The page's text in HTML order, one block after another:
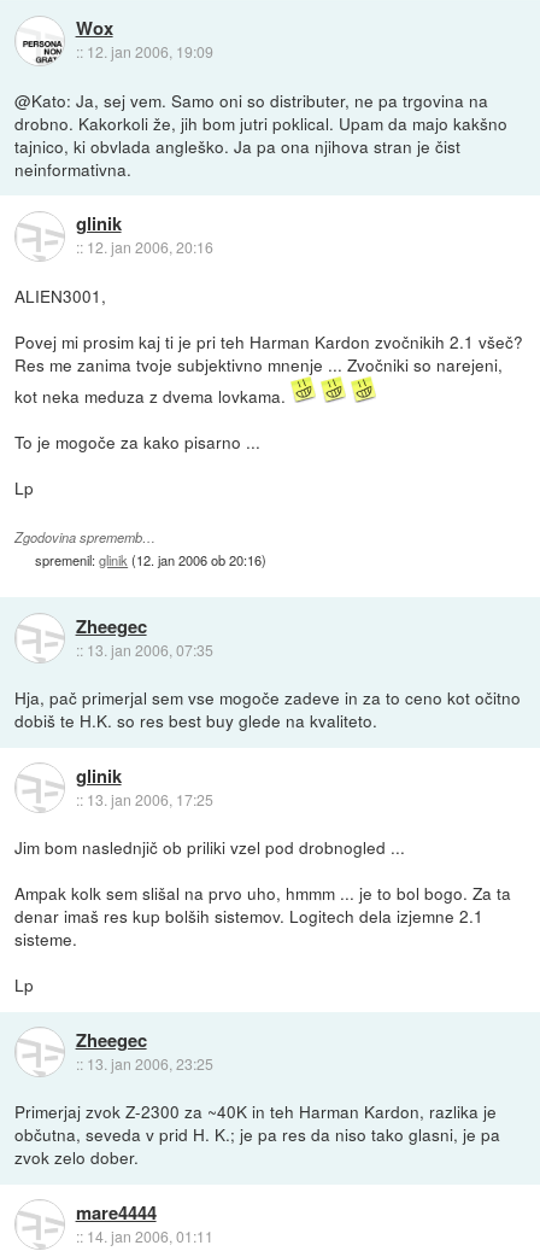
Wox
:: 12. jan 2006, 19:09
@Kato: Ja, sej vem. Samo oni so distributer, ne pa trgovina na
drobno. Kakorkoli že, jih bom jutri poklical. Upam da majo kakšno
tajnico, ki obvlada angleško. Ja pa ona njihova stran je čist
neinformativna.
glinik
:: 12. jan 2006, 20:16
ALIEN3001,
Povej mi prosim kaj ti je pri teh Harman Kardon zvočnikih 2.1 všeč?
Res me zanima tvoje subjektivno mnenje ... Zvočniki so narejeni,
kot neka meduza z dvema lovkama.
To je mogoče za kako pisarno ...
Lp
Zgodovina sprememb…
spremenil:glinik(12. jan 2006 ob 20:16)
Zheegec
:: 13. jan 2006, 07:35
Hja, pač primerjal sem vse mogoče zadeve in za to ceno kot očitno
dobiš te H.K. so res best buy glede na kvaliteto.
glinik
:: 13. jan 2006, 17:25
Jim bom naslednjič ob priliki vzel pod drobnogled ...
Ampak kolk sem slišal na prvo uho, hmmm ... je to bol bogo. Za ta
denar imaš res kup bolših sistemov. Logitech dela izjemne 2.1
sisteme.
Lp
Zheegec
:: 13. jan 2006, 23:25
Primerjaj zvok Z-2300 za ~40K in teh Harman Kardon, razlika je
občutna, seveda v prid H. K.; je pa res da niso tako glasni, je pa
zvok zelo dober.
mare4444
:: 14. jan 2006, 01:11